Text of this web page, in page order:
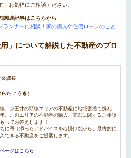
お気軽にご相談ください。
関連記事はこちらから
ランナーに相談！家の購入や住宅ローンのこと
用」について解説した不動産のプロ
業課長
た こうき）
、京王井の頭線エリアの不動産に地域密着で携わ
。このエリアの不動産の購入、売却に関するご相談
ってお答えします！
に寄り添ったアドバイスを心掛けながら、最終的に
できる不動産をご提案します。
ージはこちら